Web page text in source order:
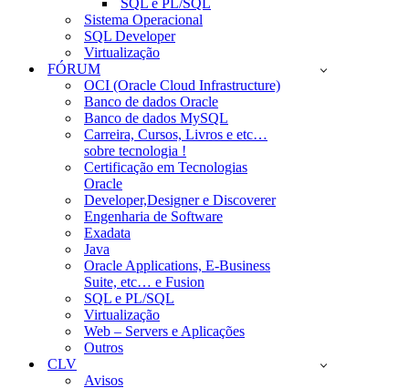
SQL e PL/SQL
Sistema Operacional
SQL Developer
Virtualização
FÓRUM
OCI (Oracle Cloud Infrastructure)
Banco de dados Oracle
Banco de dados MySQL
Carreira, Cursos, Livros e etc…
sobre tecnologia !
Certificação em Tecnologias
Oracle
Developer,Designer e Discoverer
Engenharia de Software
Exadata
Java
Oracle Applications, E-Business
Suite, etc… e Fusion
SQL e PL/SQL
Virtualização
Web – Servers e Aplicações
Outros
CLV
Avisos